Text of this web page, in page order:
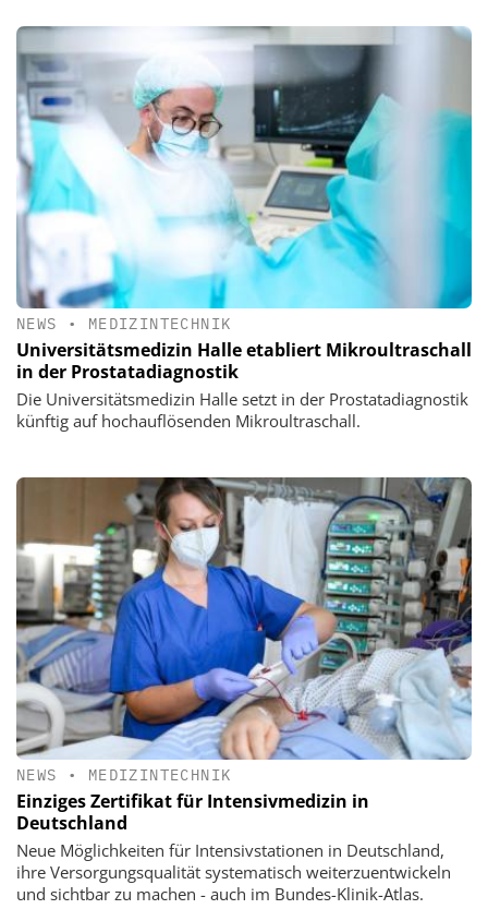
NEWS • MEDIZINTECHNIK
Universitätsmedizin Halle etabliert Mikroultraschall
in der Prostatadiagnostik
Die Universitätsmedizin Halle setzt in der Prostatadiagnostik
künftig auf hochauflösenden Mikroultraschall.
NEWS • MEDIZINTECHNIK
Einziges Zertifikat für Intensivmedizin in
Deutschland
Neue Möglichkeiten für Intensivstationen in Deutschland,
ihre Versorgungsqualität systematisch weiterzuentwickeln
und sichtbar zu machen - auch im Bundes-Klinik-Atlas.